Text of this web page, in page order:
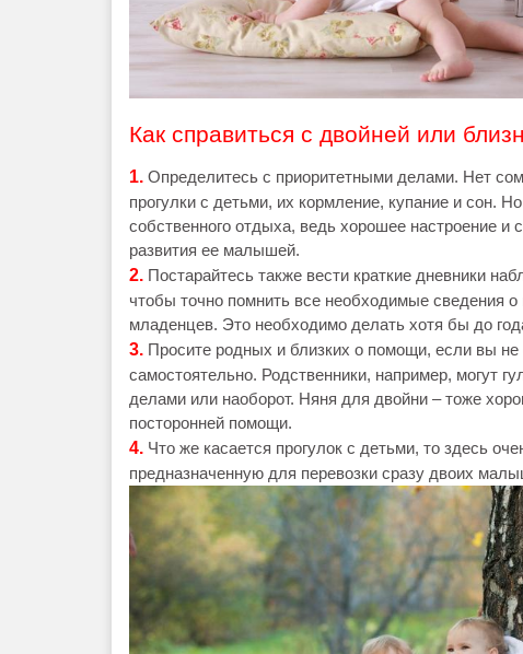
Как справиться с двойней или
1. Определитесь с приоритетными делами. Нет
прогулки с детьми, их кормление, купание и сон.
собственного отдыха, ведь хорошее настроение
развития ее малышей.
2. Постарайтесь также вести краткие дневники
чтобы точно помнить все необходимые сведения о
младенцев. Это необходимо делать хотя бы до
3. Просите родных и близких о помощи, если вы
самостоятельно. Родственники, например, могут
делами или наоборот. Няня для двойни – тоже
посторонней помощи.
4. Что же касается прогулок с детьми, то здесь
предназначенную для перевозки сразу двоих